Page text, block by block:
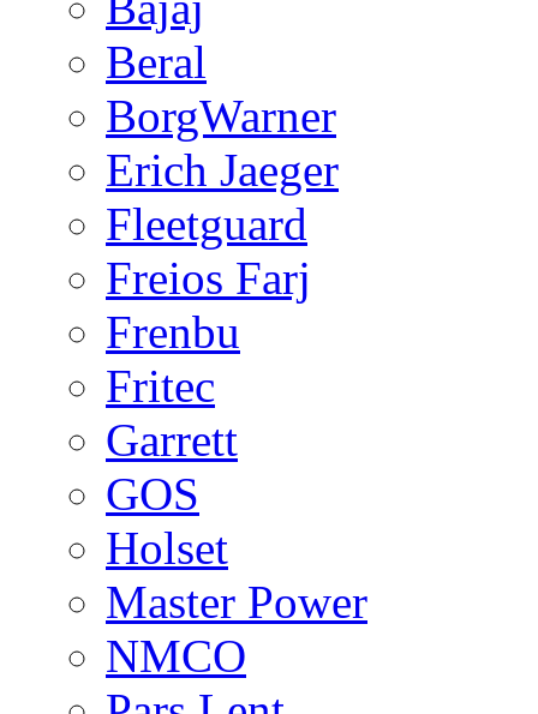
Beral
BorgWarner
Erich Jaeger
Fleetguard
Freios Farj
Frenbu
Fritec
Garrett
GOS
Holset
Master Power
NMCO